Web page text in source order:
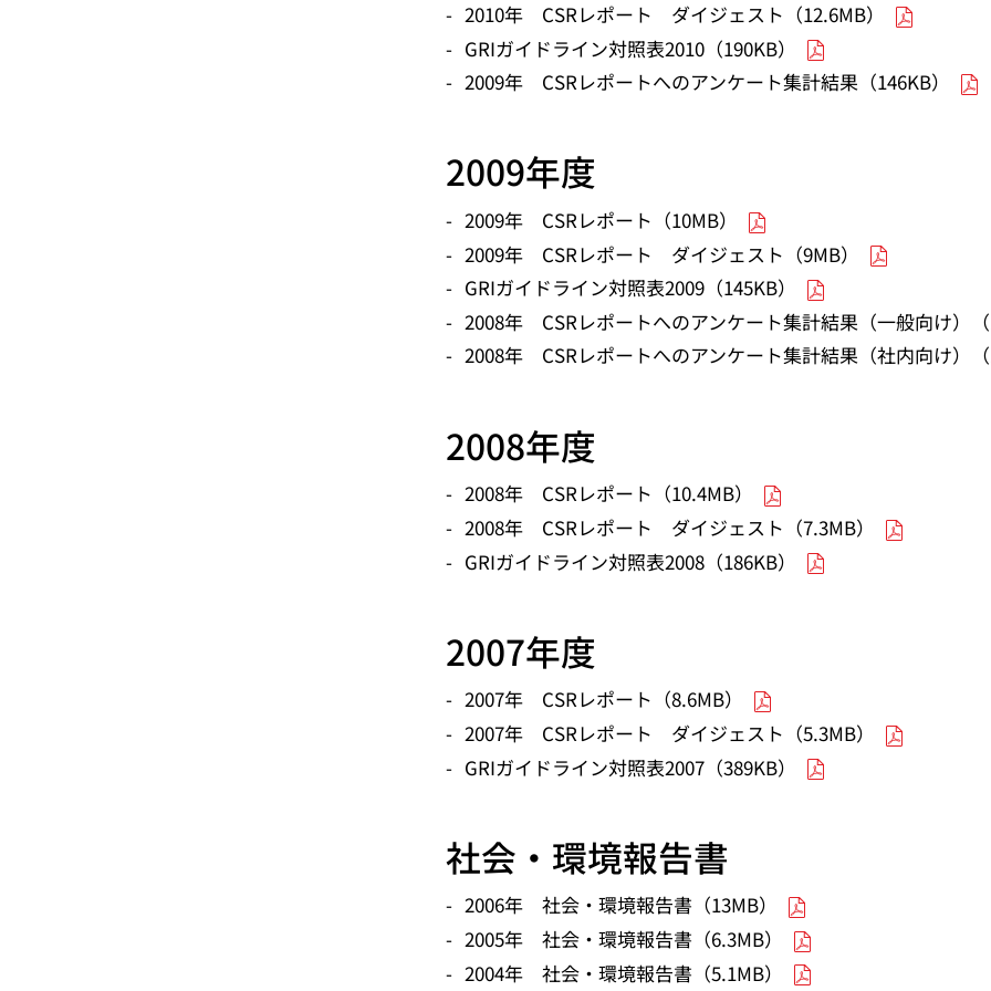
2010年 CSRレポート ダイジェスト（12.6MB）
GRIガイドライン対照表2010（190KB）
2009年 CSRレポートへのアンケート集計結果（146KB）
2009年度
2009年 CSRレポート（10MB）
2009年 CSRレポート ダイジェスト（9MB）
GRIガイドライン対照表2009（145KB）
2008年 CSRレポートへのアンケート集計結果（一般向け）（
2008年 CSRレポートへのアンケート集計結果（社内向け）（
2008年度
2008年 CSRレポート（10.4MB）
2008年 CSRレポート ダイジェスト（7.3MB）
GRIガイドライン対照表2008（186KB）
2007年度
2007年 CSRレポート（8.6MB）
2007年 CSRレポート ダイジェスト（5.3MB）
GRIガイドライン対照表2007（389KB）
社会・環境報告書
2006年 社会・環境報告書（13MB）
2005年 社会・環境報告書（6.3MB）
2004年 社会・環境報告書（5.1MB）